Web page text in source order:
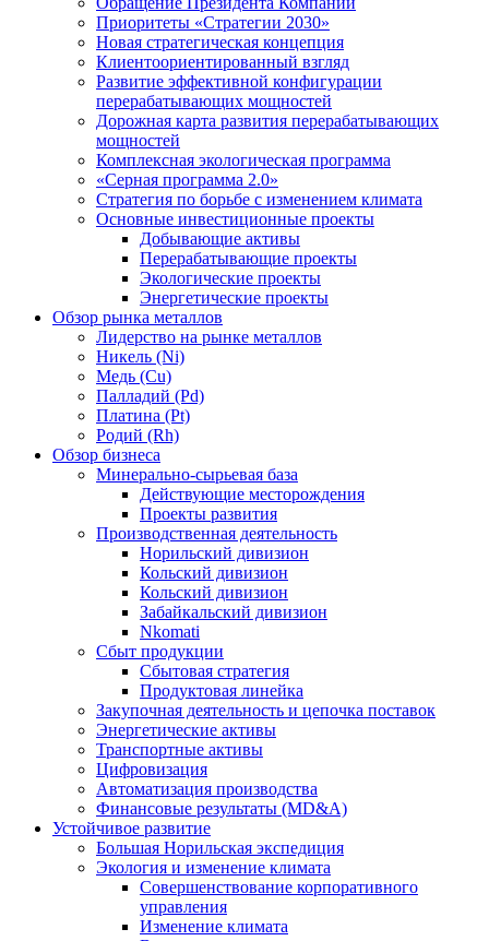
Приоритеты «Стратегии 2030»
Новая стратегическая концепция
Клиентоориентированный взгляд
Развитие эффективной конфигурации
перерабатывающих мощностей
Дорожная карта развития перерабатывающих
мощностей
Комплексная экологическая программа
«Серная программа 2.0»
Стратегия по борьбе с изменением климата
Основные инвестиционные проекты
Добывающие активы
Перерабатывающие проекты
Экологические проекты
Энергетические проекты
Обзор рынка металлов
Лидерство на рынке металлов
Никель (Ni)
Медь (Cu)
Палладий (Pd)
Платина (Pt)
Родий (Rh)
Обзор бизнеса
Минерально-сырьевая база
Действующие месторождения
Проекты развития
Производственная деятельность
Норильский дивизион
Кольский дивизион
Кольский дивизион
Забайкальский дивизион
Nkomati
Сбыт продукции
Сбытовая стратегия
Продуктовая линейка
Закупочная деятельность и цепочка поставок
Энергетические активы
Транспортные активы
Цифровизация
Автоматизация производства
Финансовые результаты (MD&A)
Устойчивое развитие
Большая Норильская экспедиция
Экология и изменение климата
Совершенствование корпоративного
управления
Изменение климата